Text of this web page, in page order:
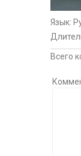
Язык:
Всего